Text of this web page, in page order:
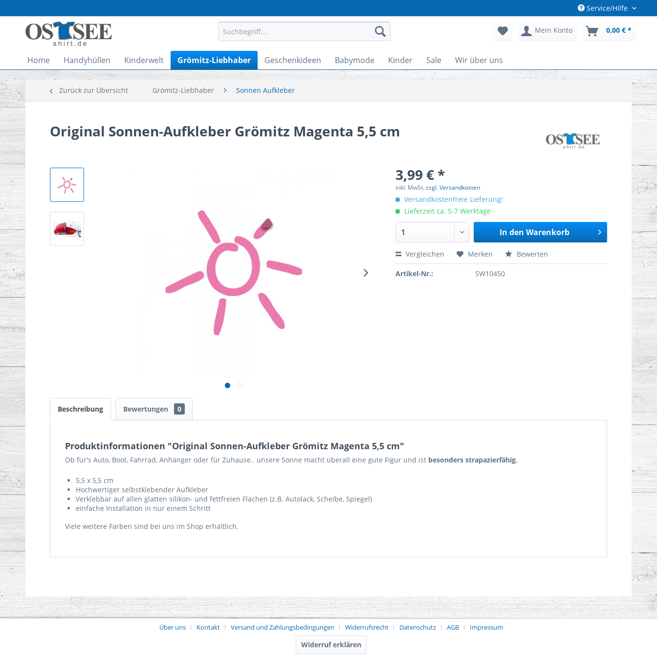
Service/Hilfe
Mein Konto 0,00 € *
Home Handyhüllen Kinderwelt Grömitz-Liebhaber Geschenkideen Babymode Kinder Sale Wir über uns
Zurück zur Übersicht Grömitz-Liebhaber Sonnen Aufkleber
Original Sonnen-Aufkleber Grömitz Magenta 5,5 cm
3,99 € *
inkl. MwSt.zzgl. Versandkosten
Versandkostenfreie Lieferung!
Lieferzeit ca. 5-7 Werktage
In den Warenkorb
Vergleichen Merken Bewerten
Artikel-Nr.: SW10450
Beschreibung Bewertungen 0
Produktinformationen "Original Sonnen-Aufkleber Grömitz Magenta 5,5 cm"
Ob für's Auto, Boot, Fahrrad, Anhänger oder für Zuhause.. unsere Sonne macht überall eine gute Figur und ist besonders strapazierfähig.
5,5 x 5,5 cm
Hochwertiger selbstklebender Aufkleber
Verklebbar auf allen glatten silikon- und fettfreien Flächen (z.B. Autolack, Scheibe, Spiegel)
einfache Installation in nur einem Schritt
Viele weitere Farben sind bei uns im Shop erhältlich.
Über uns Kontakt Versand und Zahlungsbedingungen Widerrufsrecht Datenschutz AGB Impressum
Widerruf erklären